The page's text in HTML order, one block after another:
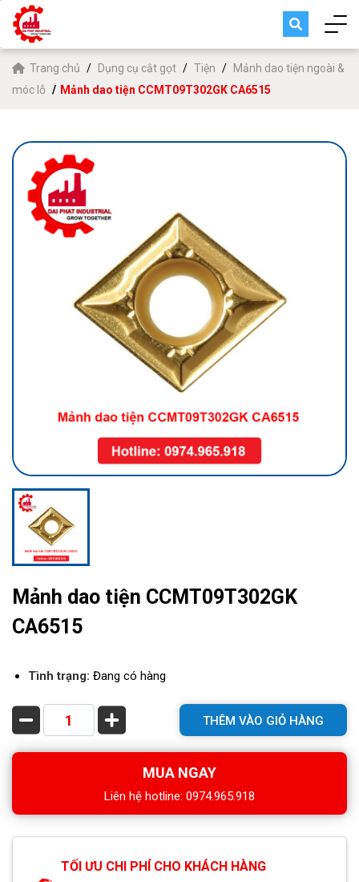
Trang chủ Dụng cụ cắt gọt Tiện
Mảnh dao tiện ngoài &
móc lỗ
Mảnh dao tiện CCMT09T302GK CA6515
Mảnh dao tiện CCMT09T302GK
CA6515
Tình trạng: Đang có hàng
THÊM VÀO GIỎ HÀNG
MUA NGAY
Liên hệ hotline: 0974.965.918
TỐI ƯU CHI PHÍ CHO KHÁCH HÀNG